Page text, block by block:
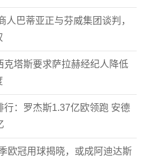
人巴蒂亚正与芬威集团谈判，
克塔斯要求萨拉赫经纪人降低
行：罗杰斯1.37亿欧领跑 安德
欧冠用球揭晓，或成阿迪达斯